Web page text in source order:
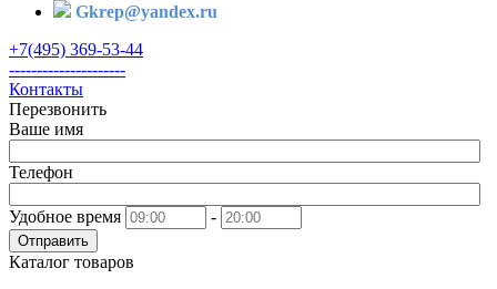
Gkrep@yandex.ru
+7(495) 369-53-44
---------------------
Контакты
Перезвонить
Ваше имя
Телефон
Удобное время -
Отправить
Каталог товаров